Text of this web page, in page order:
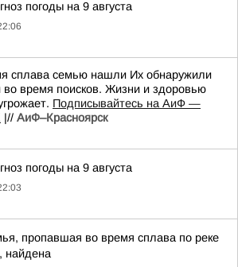
погоды на 9 августа
сплава семью нашли Их обнаружили
во время поисков. Жизни и здоровью
Подписывайтесь на АиФ —
|// АиФ–Красноярск
погоды на 9 августа
пропавшая во время сплава по реке
найдена